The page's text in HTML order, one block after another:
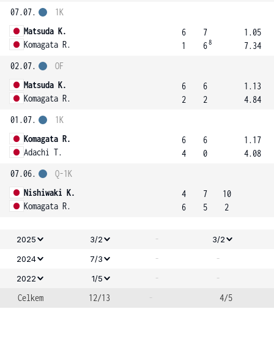
07.07.
Matsuda K.
Komagata R.
1K
6
1
7
68
1.05
7.34
02.07.
Matsuda K.
Komagata R.
OF
6
2
6
2
1.13
4.84
01.07.
Komagata R.
Adachi T.
1K
6
4
6
0
1.17
4.08
07.06.
Nishiwaki K.
Komagata R.
Q-1K
4
6
7
5
10
2
2025 3/2 -
3/2
2024
7/3 - -
2022
1/5 -
-
Celkem
12/13 - 4/5